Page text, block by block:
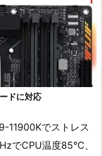
ドに対応
11900Kでストレス
でCPU温度85℃、